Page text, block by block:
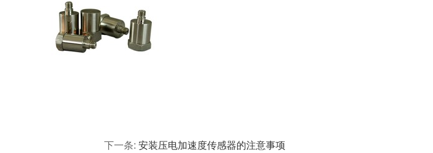
下一条: 安装压电加速度传感器的注意事项